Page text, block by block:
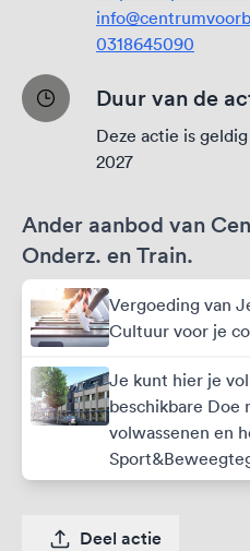
0318645090
Duur van de
Deze actie is
2027
Ander aanbod van
Onderz. en Train.
Vergoeding van
Cultuur voor je
Je kunt hier je
beschikbare Doe
volwassenen en
Deel actie